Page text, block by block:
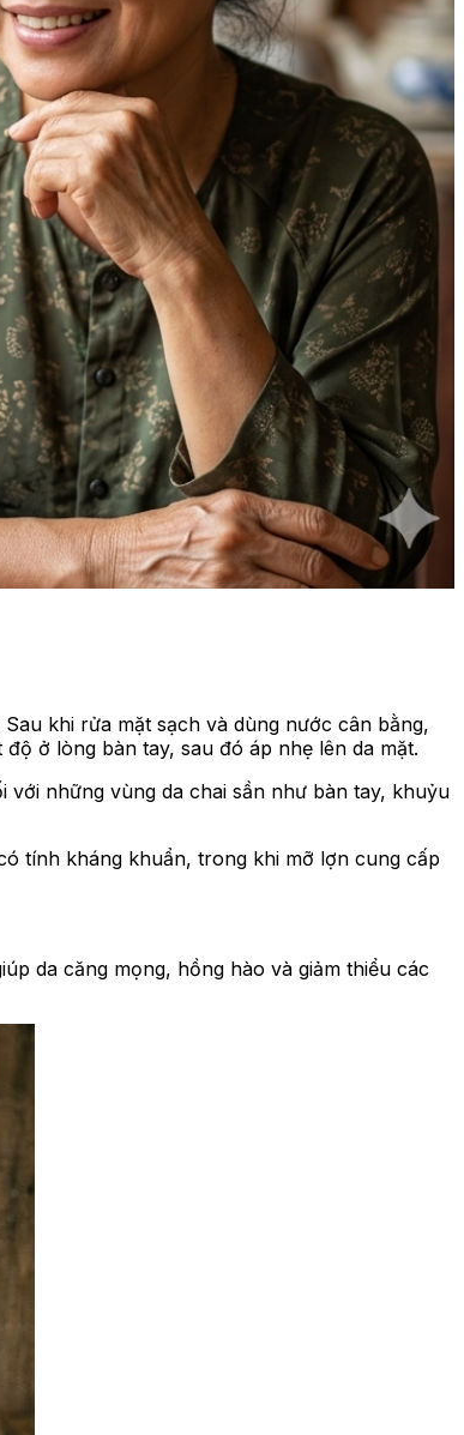
khi rửa mặt sạch và dùng nước cân bằng,
ở lòng bàn tay, sau đó áp nhẹ lên da mặt.
những vùng da chai sần như bàn tay, khuỷu
tính kháng khuẩn, trong khi mỡ lợn cung cấp
da căng mọng, hồng hào và giảm thiểu các